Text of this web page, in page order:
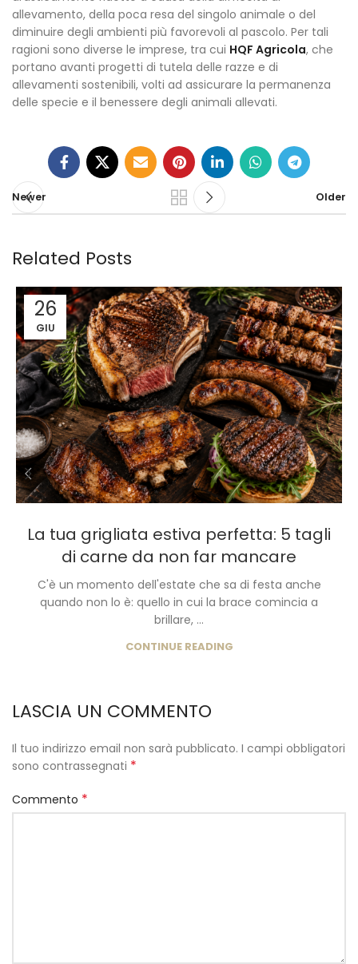
allevamento, della poca resa del singolo animale o del
diminuire degli ambienti più favorevoli al pascolo. Per tali
ragioni sono diverse le imprese, tra cui HQF Agricola, che
portano avanti progetti di tutela delle razze e di
allevamenti sostenibili, volti ad assicurare la permanenza
delle specie e il benessere degli animali allevati.
Newer Older
Related Posts
26
GIU
La tua grigliata estiva perfetta: 5 tagli
di carne da non far mancare
C'è un momento dell'estate che sa di festa anche
quando non lo è: quello in cui la brace comincia a
brillare, ...
CONTINUE READING
LASCIA UN COMMENTO
Il tuo indirizzo email non sarà pubblicato. I campi obbligatori
sono contrassegnati *
Commento *